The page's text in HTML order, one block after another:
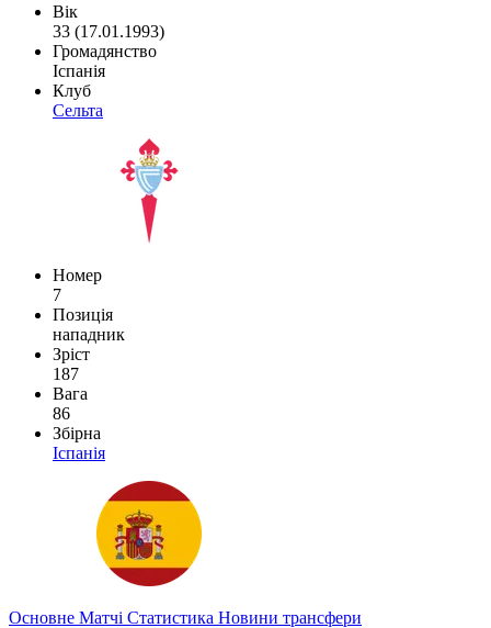
Вік
33 (17.01.1993)
Громадянство
Іспанія
Клуб
Сельта
Номер
7
Позиція
нападник
Зріст
187
Вага
86
Збірна
Іспанія
Основне Матчі Статистика Новини трансфери